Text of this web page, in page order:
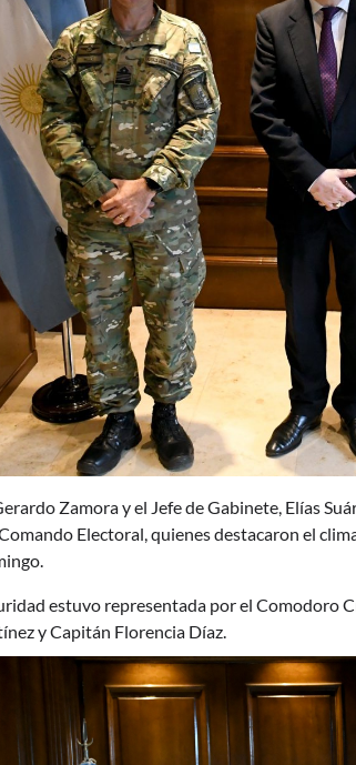
Zamora y el Jefe de Gabinete, Elías
Electoral, quienes destacaron el
estuvo representada por el Comodoro
y Capitán Florencia Díaz.